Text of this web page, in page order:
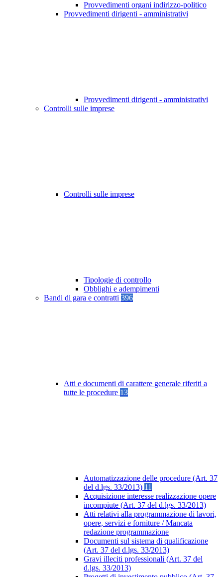
Provvedimenti organi indirizzo-politico
Provvedimenti dirigenti - amministrativi
Provvedimenti dirigenti - amministrativi
Controlli sulle imprese
Controlli sulle imprese
Tipologie di controllo
Obblighi e adempimenti
Bandi di gara e contratti 396
Atti e documenti di carattere generale riferiti a
tutte le procedure 13
Automatizzazione delle procedure (Art. 37
del d.lgs. 33/2013) 11
Acquisizione interesse realizzazione opere
incompiute (Art. 37 del d.lgs. 33/2013)
Atti relativi alla programmazione di lavori,
opere, servizi e forniture / Mancata
redazione programmazione
Documenti sul sistema di qualificazione
(Art. 37 del d.lgs. 33/2013)
Gravi illeciti professionali (Art. 37 del
d.lgs. 33/2013)